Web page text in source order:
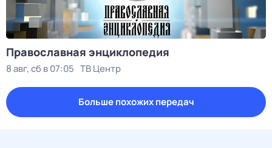
Православная энциклопедия
8 авг, сб в 07:05 ТВ Центр
Больше похожих передач